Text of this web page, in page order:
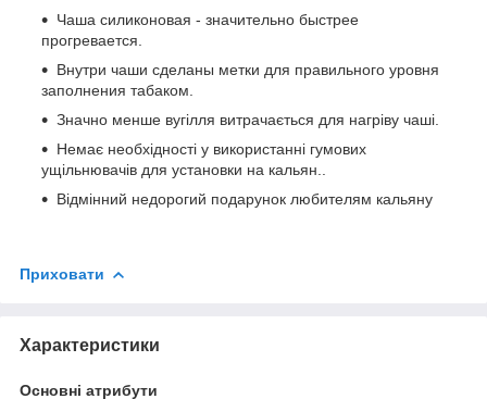
Чаша силиконовая - значительно быстрее
прогревается.
Внутри чаши сделаны метки для правильного уровня
заполнения табаком.
Значно менше вугілля витрачається для нагріву чаші.
Немає необхідності у використанні гумових
ущільнювачів для установки на кальян..
Відмінний недорогий подарунок любителям кальяну
Приховати
Характеристики
Основні атрибути